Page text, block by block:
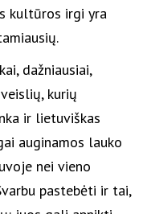
kultūros irgi yra
dažniausiai,
kurių
ir lietuviškas
auginamos lauko
nei vieno
pastebėti ir tai,